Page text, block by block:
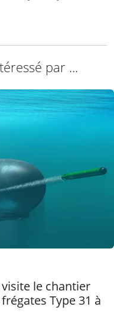
par ...
le chantier
Type 31 à